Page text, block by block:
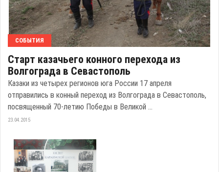
СОБЫТИЯ
Старт казачьего конного перехода из
Волгограда в Севастополь
Казаки из четырех регионов юга России 17 апреля
отправились в конный переход из Волгограда в Севастополь,
посвященный 70-летию Победы в Великой ...
23.04.2015